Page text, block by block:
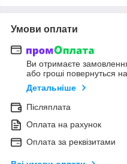
Умови оплати
Ви отримаєте
або гроші повернуться
Детальніше
Післяплата
Оплата на рахунок
Оплата за реквізитами